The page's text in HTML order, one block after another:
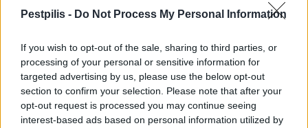
Pestpilis - Do Not Process My Personal Information
If you wish to opt-out of the sale, sharing to third parties, or
processing of your personal or sensitive information for
targeted advertising by us, please use the below opt-out
section to confirm your selection. Please note that after your
opt-out request is processed you may continue seeing
interest-based ads based on personal information utilized by
Feliratkozom a hírlevélre és elfogadom azadatvédelmi
FELIRATKOZÁS
LEGFRISSEBB